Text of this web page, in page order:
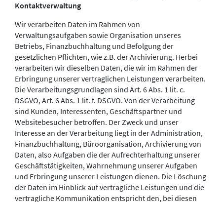
Kontaktverwaltung
Wir verarbeiten Daten im Rahmen von
Verwaltungsaufgaben sowie Organisation unseres
Betriebs, Finanzbuchhaltung und Befolgung der
gesetzlichen Pflichten, wie z.B. der Archivierung. Herbei
verarbeiten wir dieselben Daten, die wir im Rahmen der
Erbringung unserer vertraglichen Leistungen verarbeiten.
Die Verarbeitungsgrundlagen sind Art. 6 Abs. 1 lit. c.
DSGVO, Art. 6 Abs. 1 lit. f. DSGVO. Von der Verarbeitung
sind Kunden, Interessenten, Geschäftspartner und
Websitebesucher betroffen. Der Zweck und unser
Interesse an der Verarbeitung liegt in der Administration,
Finanzbuchhaltung, Büroorganisation, Archivierung von
Daten, also Aufgaben die der Aufrechterhaltung unserer
Geschäftstätigkeiten, Wahrnehmung unserer Aufgaben
und Erbringung unserer Leistungen dienen. Die Löschung
der Daten im Hinblick auf vertragliche Leistungen und die
vertragliche Kommunikation entspricht den, bei diesen